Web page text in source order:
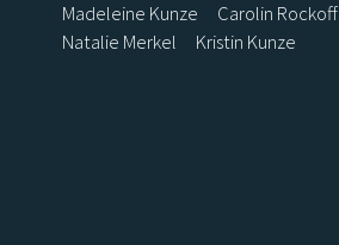
Madeleine Kunze
Carolin Rockoff
Natalie Merkel
Kristin Kunze